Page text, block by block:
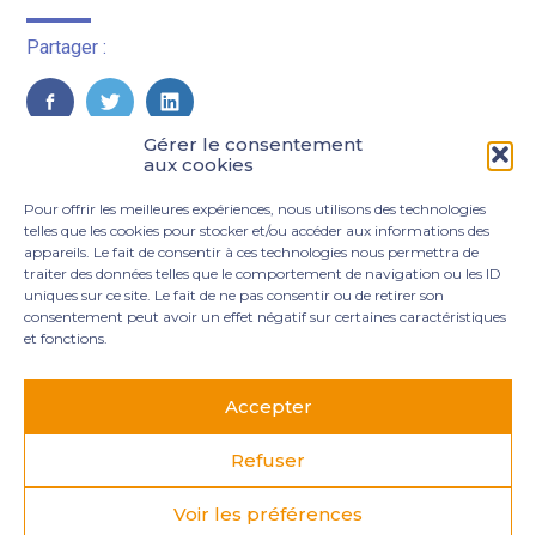
Gérer le consentement
aux cookies
Pour offrir les meilleures expériences, nous utilisons des technologies
telles que les cookies pour stocker et/ou accéder aux informations des
appareils. Le fait de consentir à ces technologies nous permettra de
traiter des données telles que le comportement de navigation ou les ID
uniques sur ce site. Le fait de ne pas consentir ou de retirer son
consentement peut avoir un effet négatif sur certaines caractéristiques
et fonctions.
Accepter
Refuser
Voir les préférences
Partager :
FaceBook
TwitterLinkedIn
Principale
3 rue Marie Dupil – La Plaine Petit Manoir – 97232 Le
MENTIONS LÉGALES